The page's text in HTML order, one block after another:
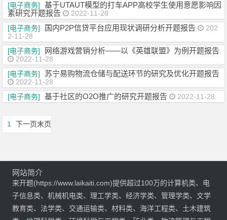
[电子商务]
基于UTAUT模型的打车APP高校学生使用意愿影响因
素研究开题报告
2022-11-28
[电子商务]
国内P2P信贷平台应用现状调研分析开题报告
202
2-11-28
[电子商务]
网络游戏营销分析——以《英雄联盟》为例开题报告
2022-11-28
[电子商务]
苏宁易购物流仓储与配送环节的研究及优化开题报告
2022-11-28
[电子商务]
基于社区的O2O推广的研究开题报告 2022-11-28
1 下一页末页
网站简介
来开题(https://www.laikaiti.com)提供超过100万的计算机类、电
子信息类、机械机电类、理工学类、经济学类、管理学类、文学
教育类、法学类、交通运输类、材料类、海洋工程类、土木建筑